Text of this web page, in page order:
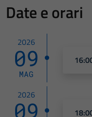
Date e orari
2026
09
MAG
2026
09